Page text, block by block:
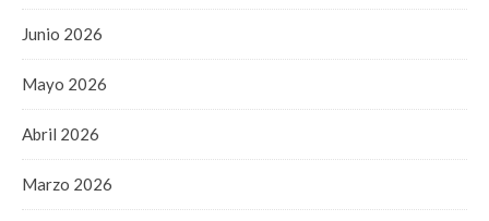
Junio 2026
Mayo 2026
Abril 2026
Marzo 2026